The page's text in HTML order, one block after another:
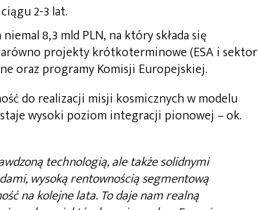
2-3 lat.
8,3 mld PLN, na który składa się
projekty krótkoterminowe (ESA i sektor
oraz programy Komisji Europejskiej.
do realizacji misji kosmicznych w modelu
wysoki poziom integracji pionowej – ok.
technologią, ale także solidnymi
wysoką rentownością segmentową
na kolejne lata. To daje nam realną